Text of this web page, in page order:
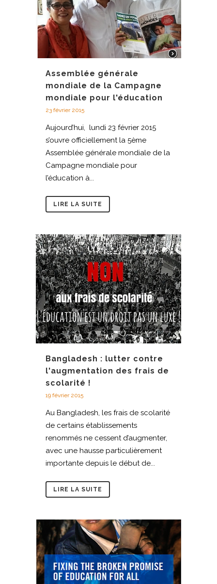
Assemblée générale
mondiale de la Campagne
mondiale pour l'éducation
23 février 2015
Aujourd’hui, lundi 23 février 2015
s’ouvre officiellement la 5ème
Assemblée générale mondiale de la
Campagne mondiale pour
l’éducation à...
LIRE LA SUITE
Bangladesh : lutter contre
l'augmentation des frais de
scolarité !
19 février 2015
Au Bangladesh, les frais de scolarité
de certains établissements
renommés ne cessent d’augmenter,
avec une hausse particulièrement
importante depuis le début de...
LIRE LA SUITE